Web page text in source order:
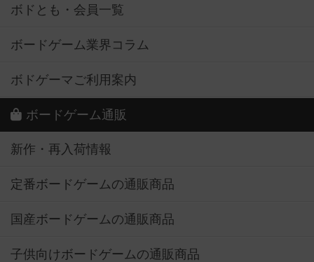
ボドとも・会員一覧
ボードゲーム業界コラム
ボドゲーマご利用案内
ボードゲーム通販
新作・再入荷情報
定番ボードゲームの通販商品
国産ボードゲームの通販商品
子供向けボードゲームの通販商品